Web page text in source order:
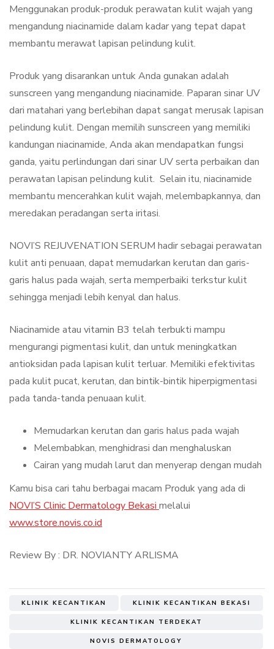
Menggunakan produk-produk perawatan kulit wajah yang
mengandung niacinamide dalam kadar yang tepat dapat
membantu merawat lapisan pelindung kulit.
Produk yang disarankan untuk Anda gunakan adalah
sunscreen yang mengandung niacinamide. Paparan sinar UV
dari matahari yang berlebihan dapat sangat merusak lapisan
pelindung kulit. Dengan memilih sunscreen yang memiliki
kandungan niacinamide, Anda akan mendapatkan fungsi
ganda, yaitu perlindungan dari sinar UV serta perbaikan dan
perawatan lapisan pelindung kulit. Selain itu, niacinamide
membantu mencerahkan kulit wajah, melembapkannya, dan
meredakan peradangan serta iritasi.
NOVI’S REJUVENATION SERUM hadir sebagai perawatan
kulit anti penuaan, dapat memudarkan kerutan dan garis-
garis halus pada wajah, serta memperbaiki terkstur kulit
sehingga menjadi lebih kenyal dan halus.
Niacinamide atau vitamin B3 telah terbukti mampu
mengurangi pigmentasi kulit, dan untuk meningkatkan
antioksidan pada lapisan kulit terluar. Memiliki efektivitas
pada kulit pucat, kerutan, dan bintik-bintik hiperpigmentasi
pada tanda-tanda penuaan kulit.
Memudarkan kerutan dan garis halus pada wajah
Melembabkan, menghidrasi dan menghaluskan
Cairan yang mudah larut dan menyerap dengan mudah
Kamu bisa cari tahu berbagai macam Produk yang ada di
NOVI’S Clinic Dermatology Bekasi melalui
www.store.novis.co.id
Review By : DR. NOVIANTY ARLISMA
KLINIK KECANTIKAN KLINIK KECANTIKAN BEKASI
KLINIK KECANTIKAN TERDEKAT
NOVIS DERMATOLOGY